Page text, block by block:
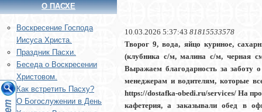
О ПАСХЕ
Воскреcение Господа
Иисуса Христа.
Праздник Пасхи.
Беседа о Воскресении
Христовом.
Как встретить Пасху?
О Богослужении в День
10.03.2026 5:37:43 81815533578
Творог 9, вода, яйцо куриное,
(клубника с/м, малина с/м, черная
Выражаем благодарность за заботу
менеджерам и водителям, которые
https://dostafka-obedi.ru/services/ На
кафетерия, а заказывали обед в